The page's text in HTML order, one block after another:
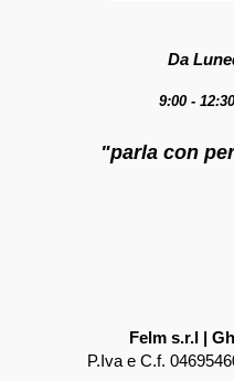
Da
9:00 -
"parla con
Felm s.r.l |
P.Iva e C.f.